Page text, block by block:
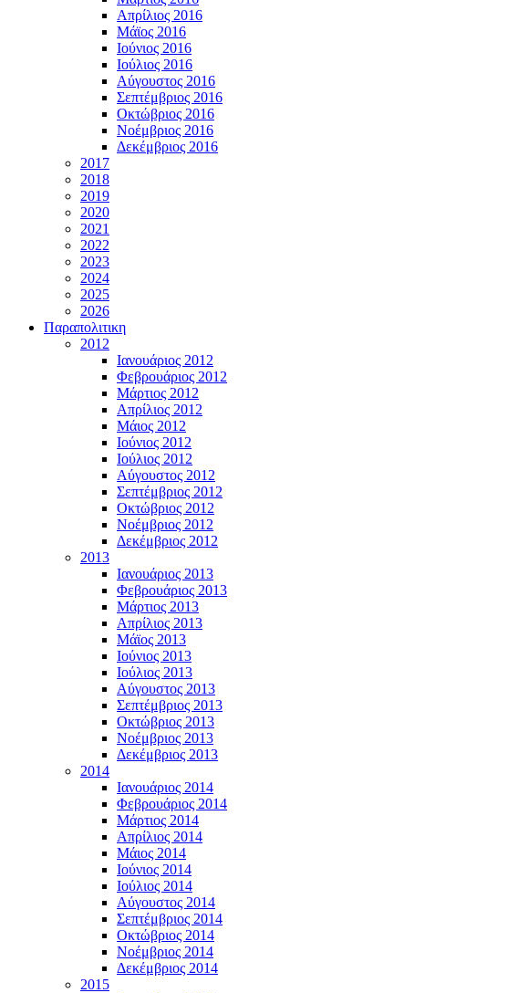
Απρίλιος 2016
Μάϊος 2016
Ιούνιος 2016
Ιούλιος 2016
Αύγουστος 2016
Σεπτέμβριος 2016
Οκτώβριος 2016
Νοέμβριος 2016
Δεκέμβριος 2016
2017
2018
2019
2020
2021
2022
2023
2024
2025
2026
Παραπολιτικη
2012
Ιανουάριος 2012
Φεβρουάριος 2012
Μάρτιος 2012
Απρίλιος 2012
Μάιος 2012
Ιούνιος 2012
Ιούλιος 2012
Αύγουστος 2012
Σεπτέμβριος 2012
Οκτώβριος 2012
Νοέμβριος 2012
Δεκέμβριος 2012
2013
Ιανουάριος 2013
Φεβρουάριος 2013
Μάρτιος 2013
Απρίλιος 2013
Μάϊος 2013
Ιούνιος 2013
Ιούλιος 2013
Αύγουστος 2013
Σεπτέμβριος 2013
Οκτώβριος 2013
Νοέμβριος 2013
Δεκέμβριος 2013
2014
Ιανουάριος 2014
Φεβρουάριος 2014
Μάρτιος 2014
Απρίλιος 2014
Μάιος 2014
Ιούνιος 2014
Ιούλιος 2014
Αύγουστος 2014
Σεπτέμβριος 2014
Οκτώβριος 2014
Νοέμβριος 2014
Δεκέμβριος 2014
2015